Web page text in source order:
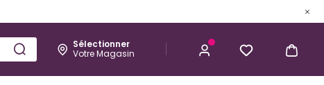
Sélectionner
Votre Magasin
Esthétique Homme
Kérastase